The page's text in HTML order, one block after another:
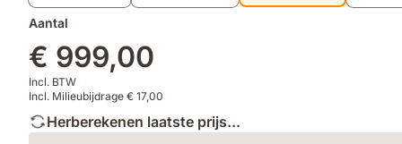
Aantal
€ 999,00
Incl. BTW
Incl. Milieubijdrage € 17,00
Herberekenen laatste prijs...